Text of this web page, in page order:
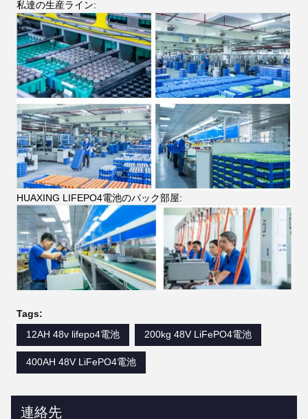
私達の生産ライン:
HUAXING LIFEPO4電池のパック部屋:
Tags:
12AH 48v lifepo4電池
200kg 48V LiFePO4電池
400AH 48V LiFePO4電池
連絡先